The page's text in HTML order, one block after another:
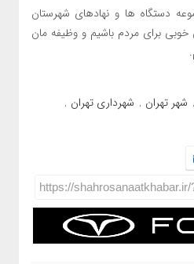
دستگاه ها و نهادهای شهرستان
برای مردم باشیم و وظیفه مان
, شهر تهران , شهرداری تهران ,
https://shahrosanaatkhabar.ir/